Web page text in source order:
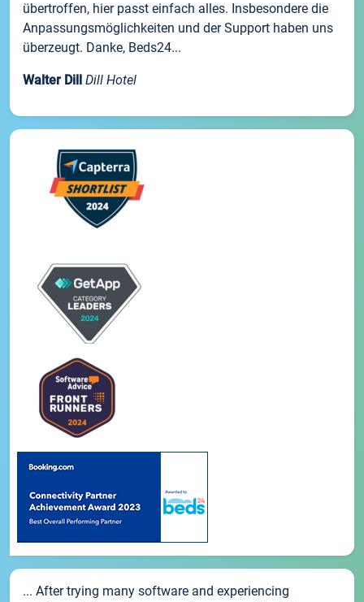
übertroffen, hier passt einfach alles. Insbesondere die
Anpassungsmöglichkeiten und der Support haben uns
überzeugt. Danke, Beds24...
Walter Dill Dill Hotel
... After trying many software and experiencing